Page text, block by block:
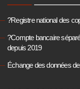
?Registre national des
?Compte bancaire
depuis 2019
Échange des données